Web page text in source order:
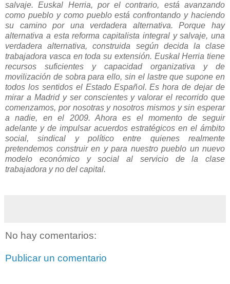
salvaje. Euskal Herria, por el contrario, está avanzando
como pueblo y como pueblo está confrontando y haciendo
su camino por una verdadera alternativa. Porque hay
alternativa a esta reforma capitalista integral y salvaje, una
verdadera alternativa, construida según decida la clase
trabajadora vasca en toda su extensión. Euskal Herria tiene
recursos suficientes y capacidad organizativa y de
movilización de sobra para ello, sin el lastre que supone en
todos los sentidos el Estado Español. Es hora de dejar de
mirar a Madrid y ser conscientes y valorar el recorrido que
comenzamos, por nosotras y nosotros mismos y sin esperar
a nadie, en el 2009. Ahora es el momento de seguir
adelante y de impulsar acuerdos estratégicos en el ámbito
social, sindical y político entre quienes realmente
pretendemos construir en y para nuestro pueblo un nuevo
modelo económico y social al servicio de la clase
trabajadora y no del capital.
No hay comentarios:
Publicar un comentario